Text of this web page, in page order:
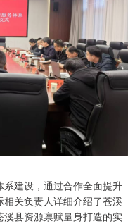
建设，通过合作全面提升
关负责人详细介绍了苍溪
县资源禀赋量身打造的实